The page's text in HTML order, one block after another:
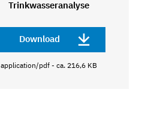
Trinkwasseranalyse
Download
application/pdf - ca. 216,6 KB